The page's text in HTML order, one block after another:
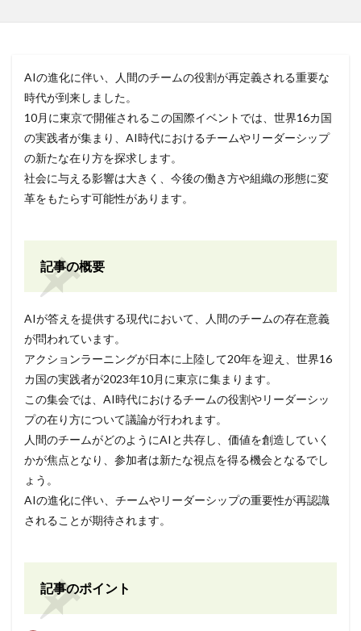
AIの進化に伴い、人間のチームの役割が再定義される重要な
時代が到来しました。
10月に東京で開催されるこの国際イベントでは、世界16カ国
の実践者が集まり、AI時代におけるチームやリーダーシップ
の新たな在り方を探求します。
社会に与える影響は大きく、今後の働き方や組織の形態に変
革をもたらす可能性があります。
記事の概要
AIが答えを提供する現代において、人間のチームの存在意義
が問われています。
アクションラーニングが日本に上陸して20年を迎え、世界16
カ国の実践者が2023年10月に東京に集まります。
この集会では、AI時代におけるチームの役割やリーダーシッ
プの在り方について議論が行われます。
人間のチームがどのようにAIと共存し、価値を創造していく
かが焦点となり、参加者は新たな視点を得る機会となるでし
ょう。
AIの進化に伴い、チームやリーダーシップの重要性が再認識
されることが期待されます。
記事のポイント